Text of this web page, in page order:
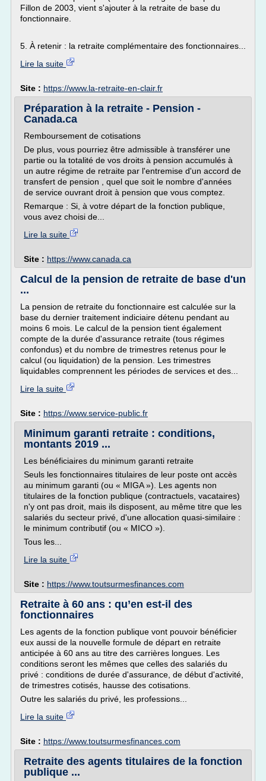
Fillon de 2003, vient s'ajouter à la retraite de base du
fonctionnaire.
5. À retenir : la retraite complémentaire des fonctionnaires...
Lire la suite
Site : https://www.la-retraite-en-clair.fr
Préparation à la retraite - Pension -
Canada.ca
Remboursement de cotisations
De plus, vous pourriez être admissible à transférer une
partie ou la totalité de vos droits à pension accumulés à
un autre régime de retraite par l'entremise d'un accord de
transfert de pension , quel que soit le nombre d'années
de service ouvrant droit à pension que vous comptez.
Remarque : Si, à votre départ de la fonction publique,
vous avez choisi de...
Lire la suite
Site : https://www.canada.ca
Calcul de la pension de retraite de base d'un
...
La pension de retraite du fonctionnaire est calculée sur la
base du dernier traitement indiciaire détenu pendant au
moins 6 mois. Le calcul de la pension tient également
compte de la durée d'assurance retraite (tous régimes
confondus) et du nombre de trimestres retenus pour le
calcul (ou liquidation) de la pension. Les trimestres
liquidables comprennent les périodes de services et des...
Lire la suite
Site : https://www.service-public.fr
Minimum garanti retraite : conditions,
montants 2019 ...
Les bénéficiaires du minimum garanti retraite
Seuls les fonctionnaires titulaires de leur poste ont accès
au minimum garanti (ou « MIGA »). Les agents non
titulaires de la fonction publique (contractuels, vacataires)
n'y ont pas droit, mais ils disposent, au même titre que les
salariés du secteur privé, d'une allocation quasi-similaire :
le minimum contributif (ou « MICO »).
Tous les...
Lire la suite
Site : https://www.toutsurmesfinances.com
Retraite à 60 ans : qu’en est-il des
fonctionnaires
Les agents de la fonction publique vont pouvoir bénéficier
eux aussi de la nouvelle formule de départ en retraite
anticipée à 60 ans au titre des carrières longues. Les
conditions seront les mêmes que celles des salariés du
privé : conditions de durée d'assurance, de début d'activité,
de trimestres cotisés, hausse des cotisations.
Outre les salariés du privé, les professions...
Lire la suite
Site : https://www.toutsurmesfinances.com
Retraite des agents titulaires de la fonction
publique ...